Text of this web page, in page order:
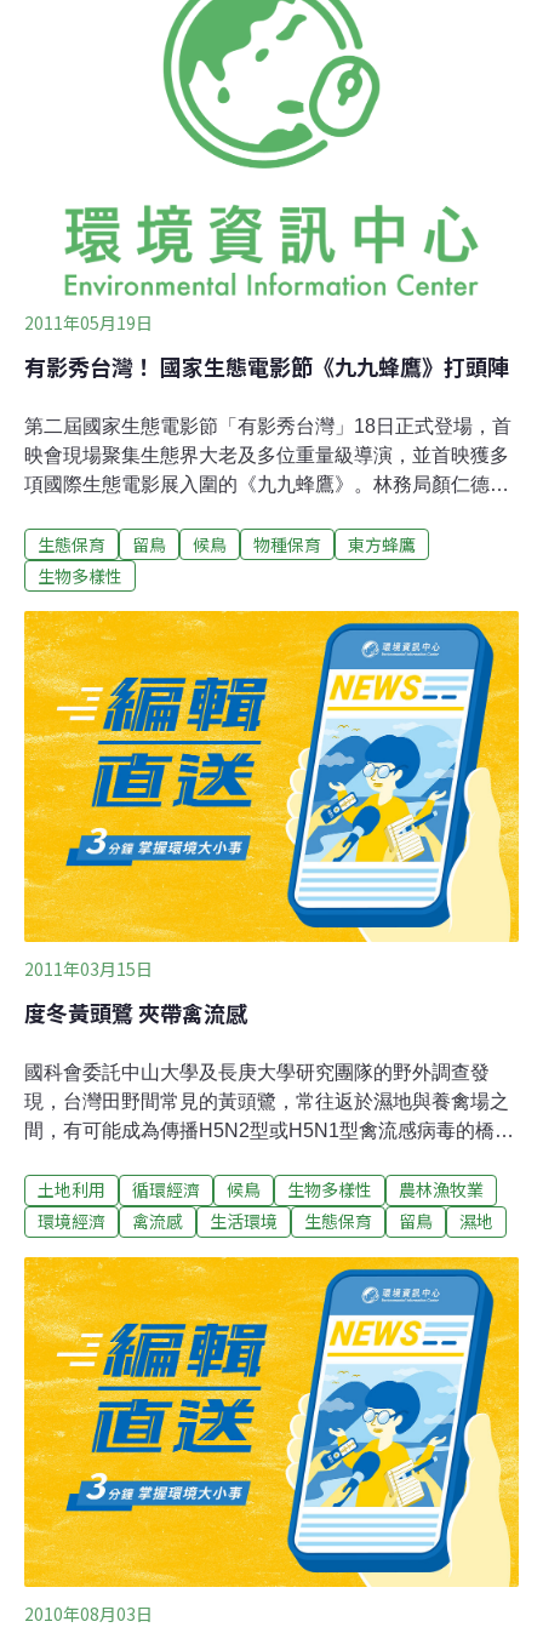
留鳥。王徵吉指出，「現在都比較溫暖了，所以這個氣候
變遷的時候，可能就讓牠有意識想留下來，不用每一年都
新紀錄，到14日已經有72隻，是去年同期的1.5倍。2020
年的全球普查，黑面琵鷺數量已突破4千大關，其中抵達
的台灣有2630隻，是近五年來最多。
2011年05月19日
有影秀台灣！ 國家生態電影節《九九蜂鷹》打頭陣
第二屆國家生態電影節「有影秀台灣」18日正式登場，首
映會現場聚集生態界大老及多位重量級導演，並首映獲多
項國際生態電影展入圍的《九九蜂鷹》。林務局顏仁德表
民「真正的疼惜台灣」，並因相知進而瞭解台灣生態的美
麗樣貌，而願意採取行動，「有了行動生命才有意義！」
不斷有民眾詢問生態電影節的訊息；而林務局也於2007年
訂定「自然生態影片紀錄補助實施要點」，每年編列約
500-800萬元經費，辦理徵選優良生態影片拍攝計畫。4年
來，已補助22項計畫，補助金額達2,350萬元，完成的多
支精彩的生態影片都將於此次影展展出。今年正逢國際森
林年，生態電影節也配合宣導生態保育之重要性。此次電
影節巡展影片除了林務局補助拍攝的影片外，還有近年來
以台灣地區為主體的生態影片，在約150部影片中，經過
評選小組初審、複評，選出47部
生態保育 留鳥 候鳥 物種保育
東方蜂鷹
生物多樣性
2011年03月15日
度冬黃頭鷺 夾帶禽流感
國科會委託中山大學及長庚大學研究團隊的野外調查發
現，台灣田野間常見的黃頭鷺，常往返於濕地與養禽場之
間，有可能成為傳播H5N2型或H5N1型禽流感病毒的橋
養禽場及濕地，他們在蛋雞場內捕獲5隻黃頭鷺，其中一
隻還檢驗出病毒。黃頭鷺是留鳥也是候鳥，春耕的農地上
星發報器的一隻黃頭鷺，4月從鳳山水庫北返中國大陸安
徽省洪澤湖附近，10月25日又往南飛到越南中部地區度
冬，至今仍停留當地。這顯示來台灣度冬的黃頭鷺，不但
會直接進入蛋雞場內覓食，還會在遷徙過程中，跨越不同
國家。他擔心，一旦黃頭鷺在遷徙過程中，從其他野鳥身
上感染禽流感病毒，傳給台灣養禽場雞隻，最後可能突變
傳染給人，造成人傳人的流行疫情危及國人。
土地利用 循環經濟 候鳥 生物多樣性
農林漁牧業
環境經濟
禽流感 生活環境 生態保育 留鳥 濕地
2010年08月03日